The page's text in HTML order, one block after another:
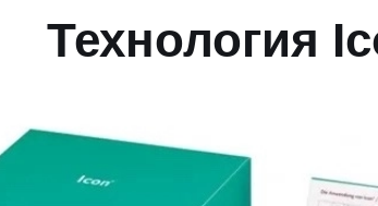
Технология